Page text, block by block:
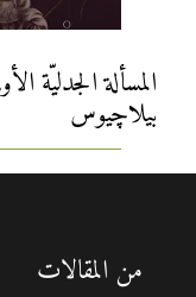
المسألة الجدليّة
بيلاچيوس
من المقالات